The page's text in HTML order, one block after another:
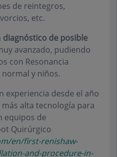
de reintegros,
etc.
diagnóstico de posible
avanzado, pudiendo
con Resonancia
normal y niños.
experiencia desde el año
alta tecnología para
equipos de
Quirúrgico
en/first-renishaw-
and-procedure-in-